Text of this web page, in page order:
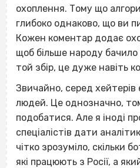
охоплення. Тому що
глибоко однаково, що ви
Кожен коментар додає
щоб більше народу
той збір, це дуже навіть
Звичайно, серед хейтерів
людей. Це однозначно,
подобатися. Але я іноді
спеціалістів дати
чітко зрозуміло, скільки
які працюють з Росії, а